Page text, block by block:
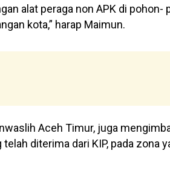
alat peraga non APK di
kota,” harap Maimun.
Aceh Timur, juga
telah diterima dari KIP, pada zona